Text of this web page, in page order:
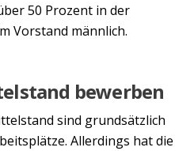
50 Prozent in der
Vorstand männlich.
bewerben
sind grundsätzlich
Allerdings hat die